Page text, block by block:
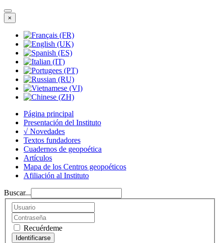
×
Página principal
Presentación del Instituto
√ Novedades
Textos fundadores
Cuadernos de geopoética
Artículos
Mapa de los Centros geopoéticos
Afiliación al Instituto
Buscar...
Recuérdeme